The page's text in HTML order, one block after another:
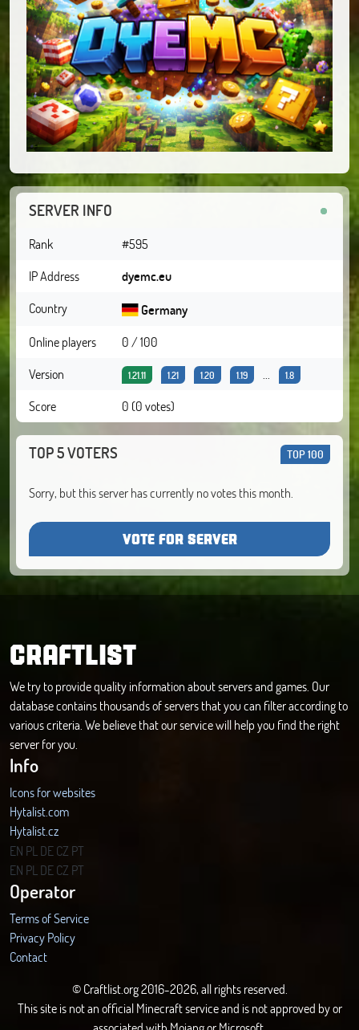
SERVER INFO
Rank
#595
IP Address
dyemc.eu
Country
Germany
Online players
0 / 100
Version
1.21.11 1.21 1.20 1.19 1.8
Score 0 (0 votes)
TOP 5 VOTERS TOP 100
Sorry, but this server has currently no votes this month.
VOTE FOR SERVER
CRAFTLIST
We try to provide quality information about servers and games. Our
database contains thousands of servers that you can filter according to
various criteria. We believe that our service will help you find the right
server for you.
Info
Icons for websites
Hytalist.com
Hytalist.cz
Hytamods.org
EN PL DECZ PT
EN PL DECZ PT
Operator
Terms of Service
Privacy Policy
Contact
© Craftlist.org 2016-2026, all rights reserved.
This site is not an official Minecraft service and is not approved by or